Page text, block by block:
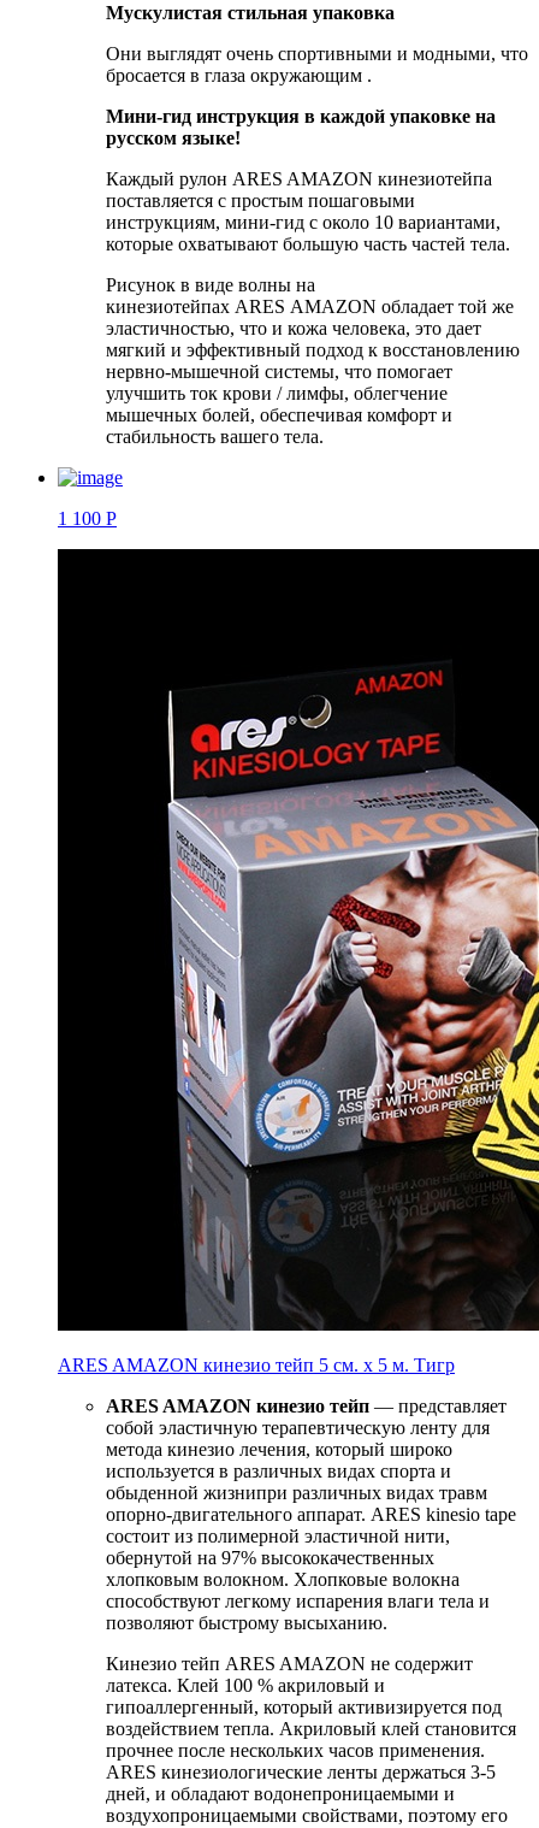
Мускулистая стильная упаковка
Они выглядят очень спортивными и модными, что
бросается в глаза окружающим .
Мини-гид инструкция в каждой упаковке на
русском языке!
Каждый рулон ARES AMAZON кинезиотейпа
поставляется с простым пошаговыми
инструкциям, мини-гид с около 10 вариантами,
которые охватывают большую часть частей тела.
Рисунок в виде волны на
кинезиотейпах ARES AMAZON обладает той же
эластичностью, что и кожа человека, это дает
мягкий и эффективный подход к восстановлению
нервно-мышечной системы, что помогает
улучшить ток крови / лимфы, облегчение
мышечных болей, обеспечивая комфорт и
стабильность вашего тела.
1 100 Р
ARES AMAZON кинезио тейп 5 см. х 5 м. Тигр
ARES AMAZON кинезио тейп — представляет
собой эластичную терапевтическую ленту для
метода кинезио лечения, который широко
используется в различных видах спорта и
обыденной жизнипри различных видах травм
опорно-двигательного аппарат. ARES kinesio tape
состоит из полимерной эластичной нити,
обернутой на 97% высококачественных
хлопковым волокном. Хлопковые волокна
способствуют легкому испарения влаги тела и
позволяют быстрому высыханию.
Кинезио тейп ARES AMAZON не содержит
латекса. Клей 100 % акриловый и
гипоаллергенный, который активизируется под
воздействием тепла. Акриловый клей становится
прочнее после нескольких часов применения.
ARES кинезиологические ленты держаться 3-5
дней, и обладают водонепроницаемыми и
воздухопроницаемыми свойствами, поэтому его